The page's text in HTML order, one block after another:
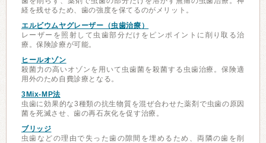
経を残せるため、歯の強度を保てるのがメリット。
エルビウムヤグレーザー（虫歯治療）
レーザーを照射して虫歯部分だけをピンポイントに削り取る治
療。保険診療が可能。
ヒールオゾン
殺菌力の高いオゾンを用いて虫歯菌を殺菌する虫歯治療。保険適
用外のため自費診療となる。
3Mix-MP法
虫歯に効果的な3種類の抗生物質を混ぜ合わせた薬剤で虫歯の原因
菌を死滅させ、歯の再石灰化を促す治療。
ブリッジ
虫歯などの理由で失った歯の隙間を埋めるため、両隣の歯を削